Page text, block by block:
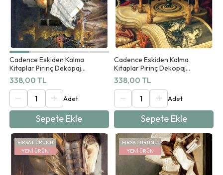
Cadence Eskiden Kalma
Kitaplar Pirinç Dekopaj
Koleksiyonu Ab 01 90x125cm
338,00 TL
Sepete Ekle
Cadence Eskiden Kalma
Kitaplar Pirinç Dekopaj
Koleksiyonu Ab 02 90x125cm
338,00 TL
Sepete Ekle
YENI ÜRÜN
FIRSAT ÜRÜNÜ
YENI ÜRÜN
FIRSAT ÜRÜNÜ